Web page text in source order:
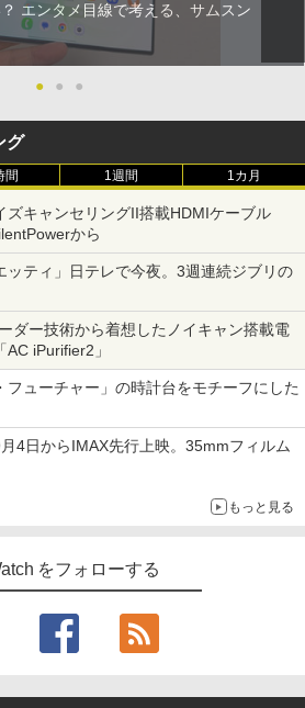
エンタメ目線で考える、サムスン
● ● ●
グ
間 1週間 1カ月
ズキャンセリングII搭載HDMIケーブル
から
ッティ」日テレで今夜。3週連続ジブリの
ダー技術から着想したノイキャン搭載電
iPurifier2」
フューチャー」の時計台をモチーフにした
月4日からIMAX先行上映。35mmフィルム
もっと見る
をフォローする